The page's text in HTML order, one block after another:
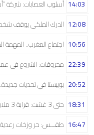
أسلوب العصابات: شركة 14:03
الدرك الملكي يوقف 12:08
اجتماع المغرب.. المهمة 10:56
محروقات: الشروع في 22:39
بوبيستا في تحديات 20:52
حتى 3 غشت: قرابة 3 ملايين من مغاربة العالم دخلوا المغرب 18:31
طقـــس: حر وزخات رعدية 16:47